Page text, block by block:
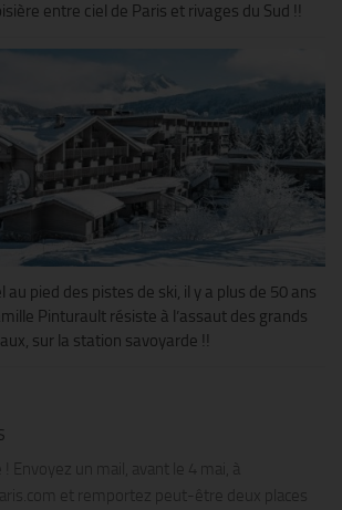
entre ciel de Paris et rivages du Sud !!
au pied des pistes de ski, il y a plus de 50 ans
Pinturault résiste à l’assaut des grands
sur la station savoyarde !!
Envoyez un mail, avant le 4 mai, à
et remportez peut-être deux places